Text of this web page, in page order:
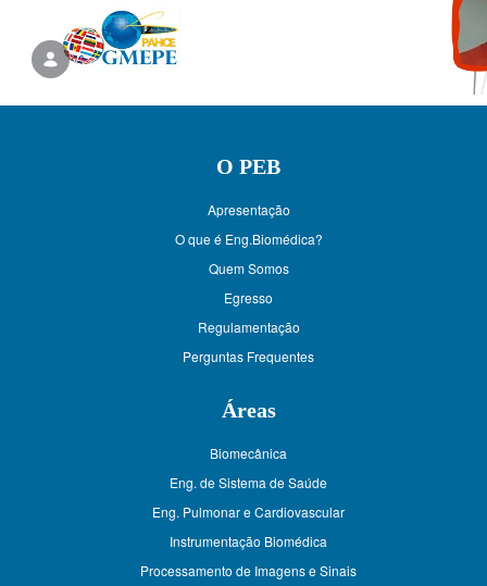
O PEB
Apresentação
O que é Eng.Biomédica?
Quem Somos
Egresso
Regulamentação
Perguntas Frequentes
Áreas
Biomecânica
Eng. de Sistema de Saúde
Eng. Pulmonar e Cardiovascular
Instrumentação Biomédica
Processamento de Imagens e Sinais